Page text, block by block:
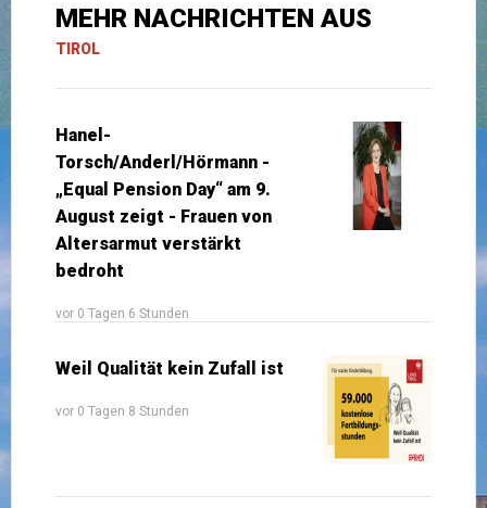
MEHR NACHRICHTEN AUS
TIROL
Hanel-
Torsch/Anderl/Hörmann -
„Equal Pension Day“ am 9.
August zeigt - Frauen von
Altersarmut verstärkt
bedroht
vor 0 Tagen 6 Stunden
Weil Qualität kein Zufall ist
vor 0 Tagen 8 Stunden